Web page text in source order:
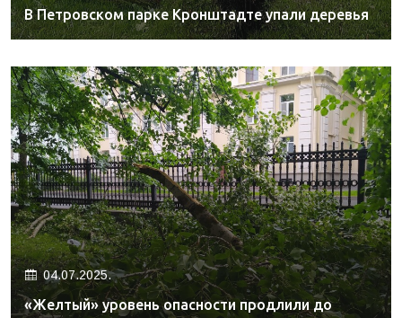
В Петровском парке Кронштадте упали деревья
04.07.2025.
«Желтый» уровень опасности продлили до